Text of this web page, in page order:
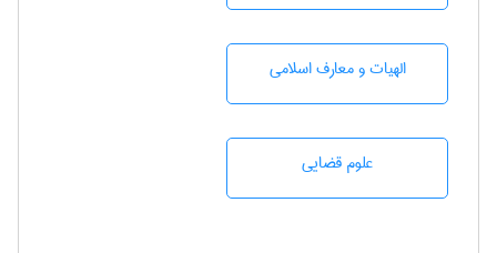
الهیات و معارف اسلامی
علوم قضایی